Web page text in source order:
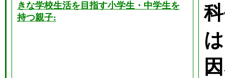
きな学校生活を目指す小学生・中学生を
持つ親子: